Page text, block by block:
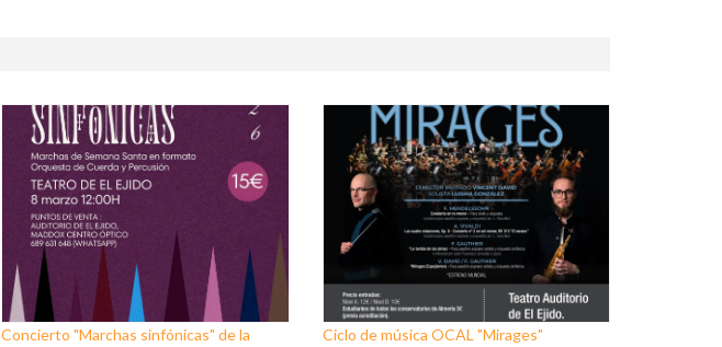
Concierto "Marchas sinfónicas" de la
Ciclo de música OCAL "Mirages"